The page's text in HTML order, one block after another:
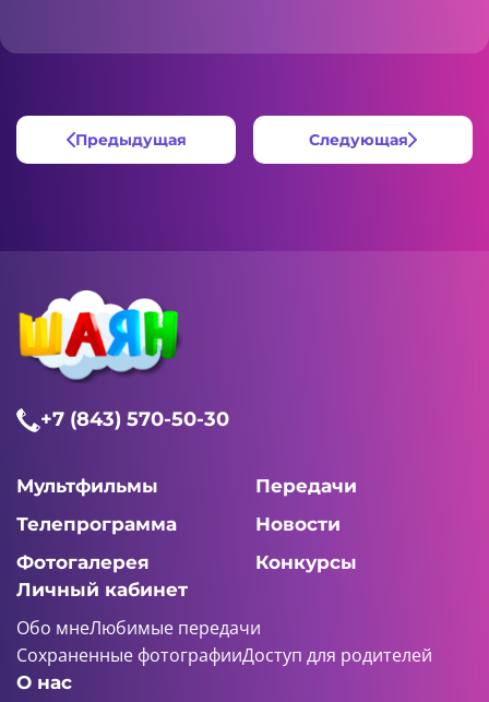
Предыдущая Следующая
+7 (843) 570-50-30
Мультфильмы
Передачи
Телепрограмма
Новости
Фотогалерея
Конкурсы
Личный кабинет
Обо мнеЛюбимые передачи
Сохраненные фотографииДоступ для родителей
О нас